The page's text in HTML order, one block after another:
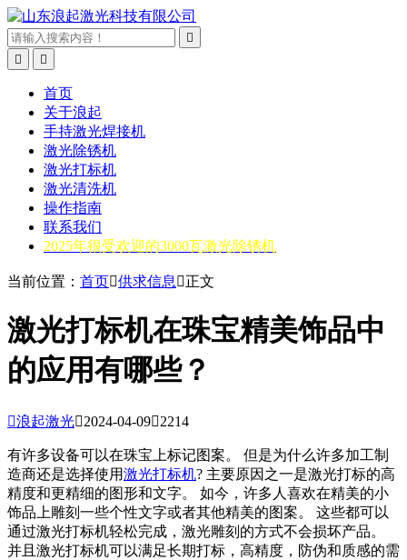



首页
关于浪起
手持激光焊接机
激光除锈机
激光打标机
激光清洗机
操作指南
联系我们
2025年很受欢迎的3000瓦激光除锈机
当前位置： 首页供求信息 正文
激光打标机在珠宝精美饰品中
的应用有哪些？
浪起激光2024-04-092214
有许多设备可以在珠宝上标记图案。 但是为什么许多加工制
造商还是选择使用激光打标机? 主要原因之一是激光打标的高
精度和更精细的图形和文字。 如今，许多人喜欢在精美的小
饰品上雕刻一些个性文字或者其他精美的图案。 这些都可以
通过激光打标机轻松完成，激光雕刻的方式不会损坏产品。
并且激光打标机可以满足长期打标，高精度，防伪和质感的需